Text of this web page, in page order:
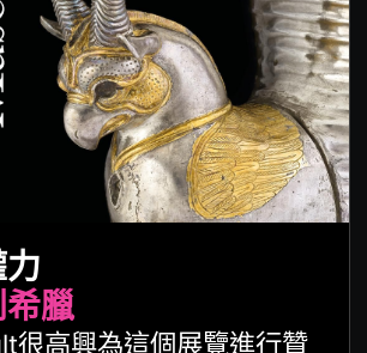
臘
很高興為這個展覽進行贊